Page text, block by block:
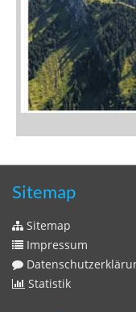
Sitemap
Sitemap
Impressum
Statistik